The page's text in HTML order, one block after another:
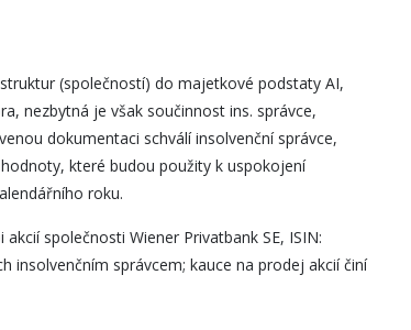
(společností) do majetkové podstaty AI,
nezbytná je však součinnost ins. správce,
dokumentaci schválí insolvenční správce,
které budou použity k uspokojení
roku.
společnosti Wiener Privatbank SE, ISIN:
insolvenčním správcem; kauce na prodej akcií činí